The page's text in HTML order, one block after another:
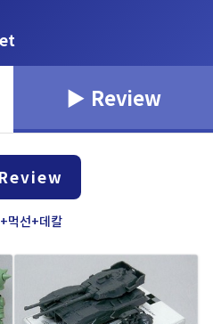
▶ Review
먹선+데칼